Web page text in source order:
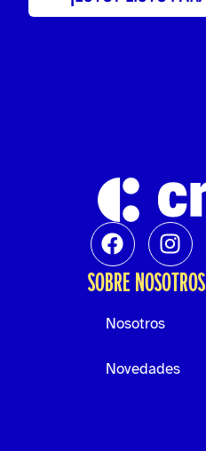
SOBRE NOSOTROS
Nosotros
Novedades